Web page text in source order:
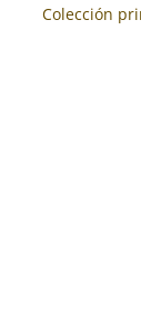
Colección